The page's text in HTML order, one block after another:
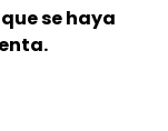
se haya